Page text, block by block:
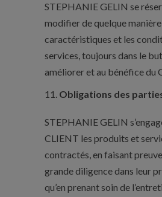
STEPHANIE GELIN se
modifier de quelque
caractéristiques et les
services, toujours dans le
améliorer et au bénéfice du
Obligations des
STEPHANIE GELIN
CLIENT les produits et
contractés, en faisant
grande diligence dans leur
qu’en prenant soin de